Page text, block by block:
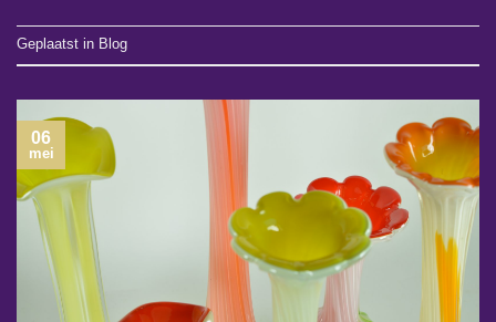
Geplaatst in Blog
06
mei